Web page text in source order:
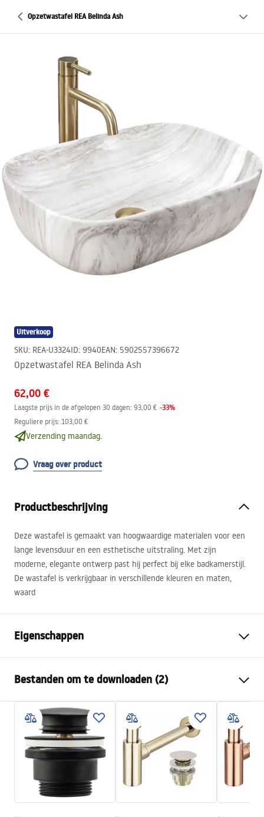
Opzetwastafel REA Belinda Ash
Uitverkoop
SKU: REA-U3324ID: 9940EAN: 5902557396672
Opzetwastafel REA Belinda Ash
62,00 €
Laagste prijs in de afgelopen 30 dagen: 93,00 € -33%
Reguliere prijs: 103,00 €
Verzending maandag.
Vraag over product
Productbeschrijving
Deze wastafel is gemaakt van hoogwaardige materialen voor een
lange levensduur en een esthetische uitstraling. Met zijn
moderne, elegante ontwerp past hij perfect bij elke badkamerstijl.
De wastafel is verkrijgbaar in verschillende kleuren en maten,
waard
Eigenschappen
Materiaal
Sanitair keramiek
Kleur
Steenlook
Afwerking
Mat
Lengte
460mm
Breedte
330
Hoogte
Diepte
Bestanden om te downloaden (2)
Montagehandleiding
Basin.pdf
Warranty_Terms_and_Conditions_Basins_-_5.pdf